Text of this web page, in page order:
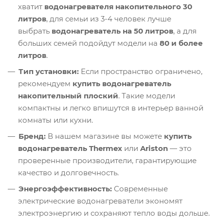
хватит водонагревателя накопительного 30
литров, для семьи из 3-4 человек лучше
выбрать водонагреватель на 50 литров, а для
больших семей подойдут модели на 80 и более
литров.
Тип установки: Если пространство ограничено,
рекомендуем купить водонагреватель
накопительный плоский. Такие модели
компактны и легко впишутся в интерьер ванной
комнаты или кухни.
Бренд: В нашем магазине вы можете купить
водонагреватель Thermex или Ariston — это
проверенные производители, гарантирующие
качество и долговечность.
Энергоэффективность: Современные
электрические водонагреватели экономят
электроэнергию и сохраняют тепло воды дольше.